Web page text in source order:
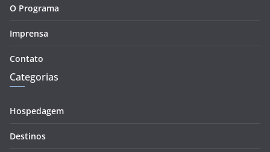
O Programa
Imprensa
Contato
Categorias
Hospedagem
Destinos